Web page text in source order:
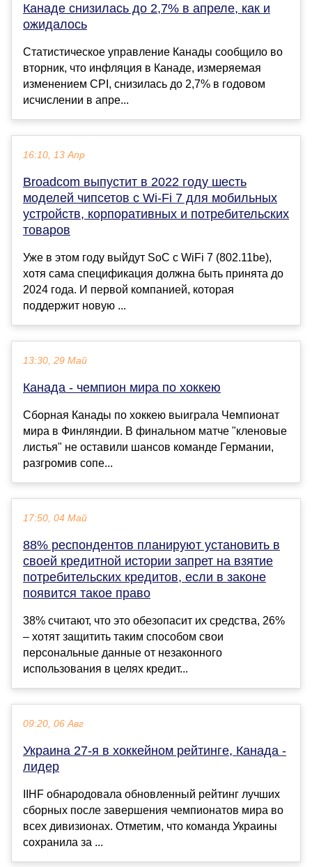
Канаде снизилась до 2,7% в апреле, как и
ожидалось
Статистическое управление Канады сообщило во
вторник, что инфляция в Канаде, измеряемая
изменением CPI, снизилась до 2,7% в годовом
исчислении в апре...
16:10, 13 Апр
Broadcom выпустит в 2022 году шесть
моделей чипсетов с Wi-Fi 7 для мобильных
устройств, корпоративных и потребительских
товаров
Уже в этом году выйдут SoC с WiFi 7 (802.11be),
хотя сама спецификация должна быть принята до
2024 года. И первой компанией, которая
поддержит новую ...
13:30, 29 Май
Канада - чемпион мира по хоккею
Сборная Канады по хоккею выиграла Чемпионат
мира в Финляндии. В финальном матче "кленовые
листья" не оставили шансов команде Германии,
разгромив сопе...
17:50, 04 Май
88% респондентов планируют установить в
своей кредитной истории запрет на взятие
потребительских кредитов, если в законе
появится такое право
38% считают, что это обезопасит их средства, 26%
– хотят защитить таким способом свои
персональные данные от незаконного
использования в целях кредит...
09:20, 06 Авг
Украина 27-я в хоккейном рейтинге, Канада -
лидер
IIHF обнародовала обновленный рейтинг лучших
сборных после завершения чемпионатов мира во
всех дивизионах. Отметим, что команда Украины
сохранила за ...